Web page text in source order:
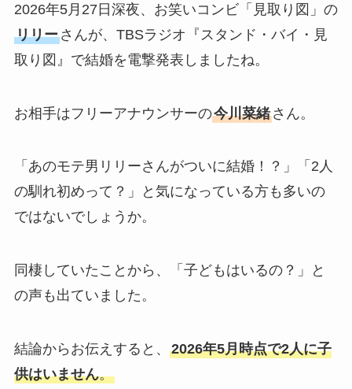
2026年5月27日深夜、お笑いコンビ「見取り図」の
リリーさんが、TBSラジオ『スタンド・バイ・見
取り図』で結婚を電撃発表しましたね。
お相手はフリーアナウンサーの今川菜緒さん。
「あのモテ男リリーさんがついに結婚！？」「2人
の馴れ初めって？」と気になっている方も多いの
ではないでしょうか。
同棲していたことから、「子どもはいるの？」と
の声も出ていました。
結論からお伝えすると、 2026年5月時点で2人に子
供はいません。